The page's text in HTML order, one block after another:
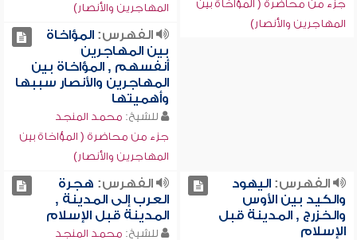
جزء من محاضرة ( المؤاخاة بين
المهاجرين والأنصار)
المهاجرين والأنصار)
الفهرس:المؤاخاة
بين المهاجرين
أنفسهم , المؤاخاة بين
المهاجرين والأنصار سببها
وأهميتها
للشيخ: محمد المنجد
جزء من محاضرة ( المؤاخاة بين
المهاجرين والأنصار)
الفهرس:اليهود
والكيد بين الأوس
والخزرج , المدينة قبل
الإسلام
الفهرس: هجرة
العرب إلى المدينة ,
المدينة قبل الإسلام
للشيخ: محمد المنجد